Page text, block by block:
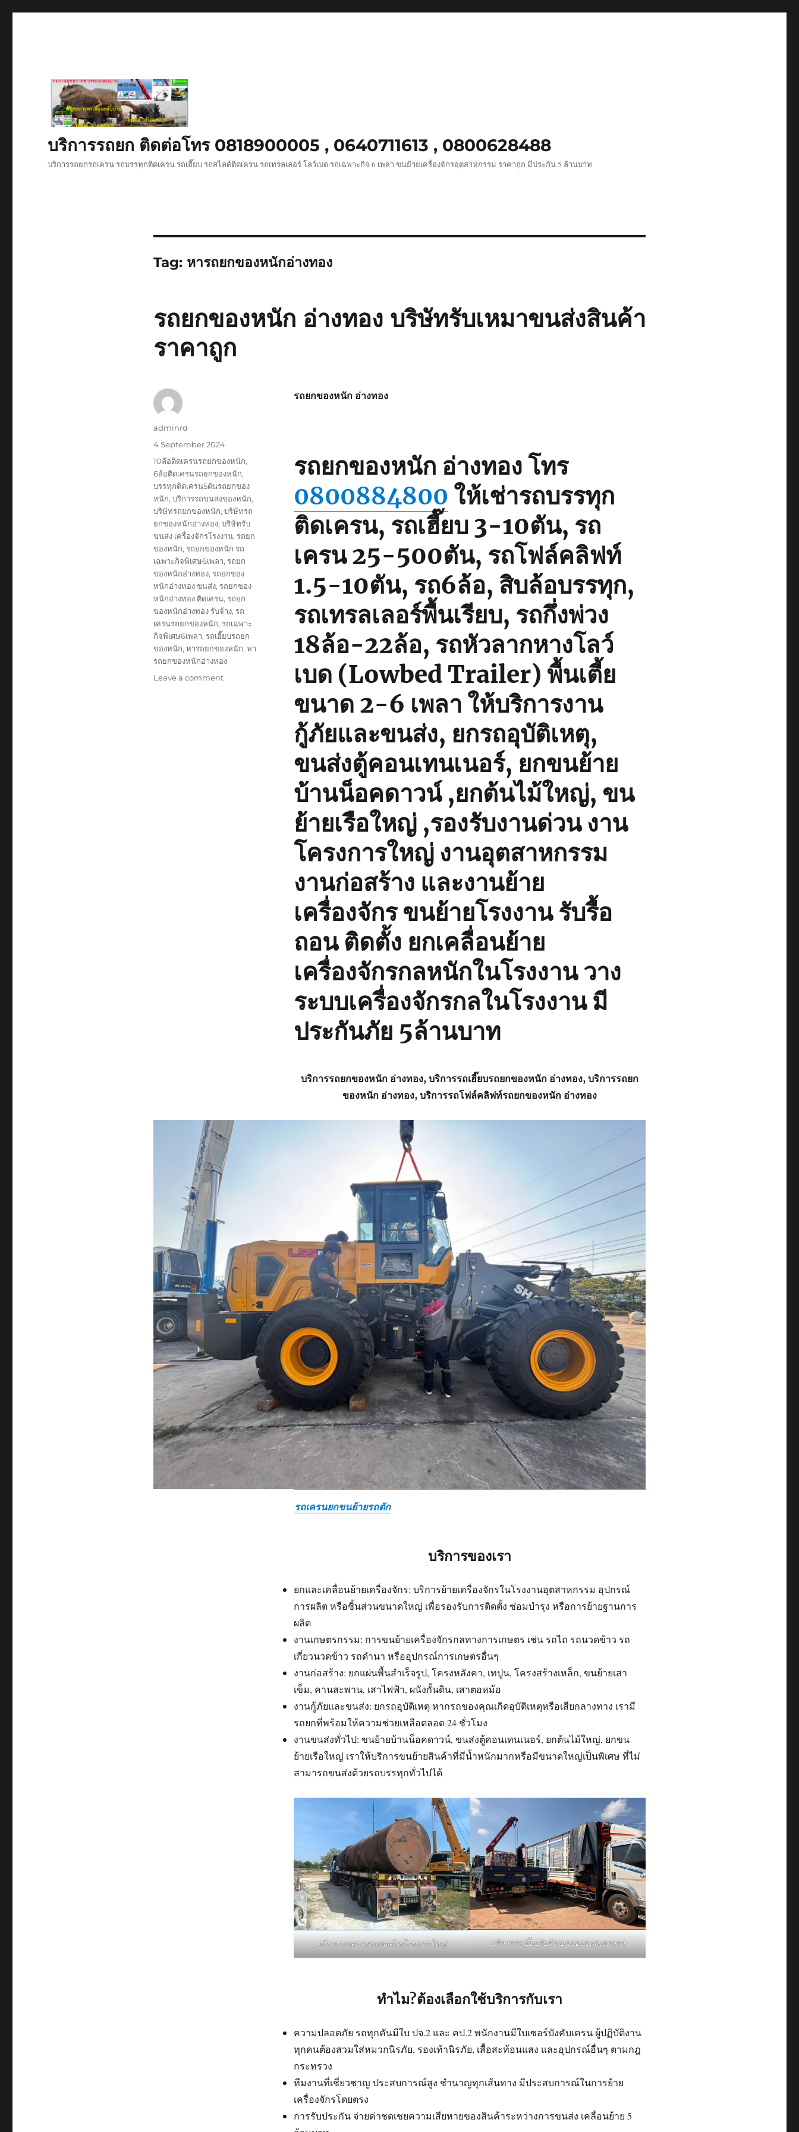
บริการรถยก ติดต่อโทร 0818900005 , 0640711613 , 0800628488
บริการรถยกรถเครน รถบรรทุกติดเครน รถเฮี๊ยบ รถสไลด์ติดเครน รถเทรลเลอร์ โลว์เบด รถเฉพาะกิจ 6 เพลา ขนย้ายเครื่องจักรอุตสาหกรรม ราคาถูก มีประกัน 5 ล้านบาท
Tag: หารถยกของหนักอ่างทอง
รถยกของหนัก อ่างทอง บริษัทรับเหมาขนส่งสินค้า
ราคาถูก
รถยกของหนัก อ่างทอง
รถยกของหนัก อ่างทอง โทร
0800884800 ให้เช่ารถบรรทุก
ติดเครน, รถเฮี๊ยบ 3-10ตัน, รถ
เครน 25-500ตัน, รถโฟล์คลิฟท์
1.5-10ตัน, รถ6ล้อ, สิบล้อบรรทุก,
รถเทรลเลอร์พื้นเรียบ, รถกึ่งพ่วง
18ล้อ-22ล้อ, รถหัวลากหางโลว์
เบด (Lowbed Trailer) พื้นเตี้ย
ขนาด 2-6 เพลา ให้บริการงาน
กู้ภัยและขนส่ง, ยกรถอุบัติเหตุ,
ขนส่งตู้คอนเทนเนอร์, ยกขนย้าย
บ้านน็อคดาวน์ ,ยกต้นไม้ใหญ่, ขน
ย้ายเรือใหญ่ ,รองรับงานด่วน งาน
โครงการใหญ่ งานอุตสาหกรรม
งานก่อสร้าง และงานย้าย
เครื่องจักร ขนย้ายโรงงาน รับรื้อ
ถอน ติดตั้ง ยกเคลื่อนย้าย
เครื่องจักรกลหนักในโรงงาน วาง
ระบบเครื่องจักรกลในโรงงาน มี
ประกันภัย 5ล้านบาท
บริการรถยกของหนัก อ่างทอง, บริการรถเฮี๊ยบรถยกของหนัก อ่างทอง, บริการรถยก
ของหนัก อ่างทอง, บริการรถโฟล์คลิฟท์รถยกของหนัก อ่างทอง
รถเครนยกขนย้ายรถตัก
บริการของเรา
ยกและเคลื่อนย้ายเครื่องจักร: บริการย้ายเครื่องจักรในโรงงานอุตสาหกรรม อุปกรณ์
การผลิต หรือชิ้นส่วนขนาดใหญ่ เพื่อรองรับการติดตั้ง ซ่อมบำรุง หรือการย้ายฐานการ
ผลิต
งานเกษตรกรรม: การขนย้ายเครื่องจักรกลทางการเกษตร เช่น รถไถ รถนวดข้าว รถ
เกี่ยวนวดข้าว รถดำนา หรืออุปกรณ์การเกษตรอื่นๆ
งานก่อสร้าง: ยกแผ่นพื้นสำเร็จรูป, โครงหลังคา, เทปูน, โครงสร้างเหล็ก, ขนย้ายเสา
เข็ม, คานสะพาน, เสาไฟฟ้า, ผนังกั้นดิน, เสาตอหม้อ
งานกู้ภัยและขนส่ง: ยกรถอุบัติเหตุ หากรถของคุณเกิดอุบัติเหตุหรือเสียกลางทาง เรามี
รถยกที่พร้อมให้ความช่วยเหลือตลอด 24 ชั่วโมง
งานขนส่งทั่วไป: ขนย้ายบ้านน็อคดาวน์, ขนส่งตู้คอนเทนเนอร์, ยกต้นไม้ใหญ่, ยกขน
ย้ายเรือใหญ่ เราให้บริการขนย้ายสินค้าที่มีน้ำหนักมากหรือมีขนาดใหญ่เป็นพิเศษ ที่ไม่
สามารถขนส่งด้วยรถบรรทุกทั่วไปได้
บริการรถเครนยกแทงค์เหล็กขนาดใหญ่ บริการรถเฮี๊ยบรับจ้างยกของขนลงจากรถ
ทำไม?ต้องเลือกใช้บริการกับเรา
ความปลอดภัย รถทุกคันมีใบ ปจ.2 และ คป.2 พนักงานมีใบเซอร์บังคับเครน ผู้ปฏิบัติงาน
ทุกคนต้องสวมใส่หมวกนิรภัย, รองเท้านิรภัย, เสื้อสะท้อนแสง และอุปกรณ์อื่นๆ ตามกฎ
กระทรวง
ทีมงานที่เชี่ยวชาญ ประสบการณ์สูง ชำนาญทุกเส้นทาง มีประสบการณ์ในการย้าย
เครื่องจักรโดยตรง
การรับประกัน จ่ายค่าชดเชยความเสียหายของสินค้าระหว่างการขนส่ง เคลื่อนย้าย 5
Author
adminrd
Posted
4 September 2024
Tags
10ล้อติดเครนรถยกของหนัก,
6ล้อติดเครนรถยกของหนัก,
บรรทุกติดเครน5ตันรถยกของ
หนัก, บริการรถขนสงของหนัก,
บริษัทรถยกของหนัก, บริษัทรถ
ยกของหนักอ่างทอง, บริษัทรับ
ขนส่ง เครื่องจักรโรงงาน, รถยก
ของหนัก, รถยกของหนัก รถ
เฉพาะกิจพิเศษ6เพลา, รถยก
ของหนักอ่างทอง, รถยกของ
หนักอ่างทอง ขนส่ง, รถยกของ
หนักอ่างทอง ติดเครน, รถยก
ของหนักอ่างทอง รับจ้าง, รถ
เครนรถยกของหนัก, รถเฉพาะ
กิจพิเศษ6เพลา, รถเฮี๊ยบรถยก
ของหนัก, หารถยกของหนัก, หา
รถยกของหนักอ่างทอง
Leave a commenton